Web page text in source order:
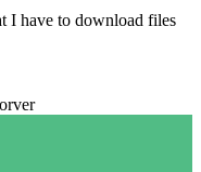
I have to download files